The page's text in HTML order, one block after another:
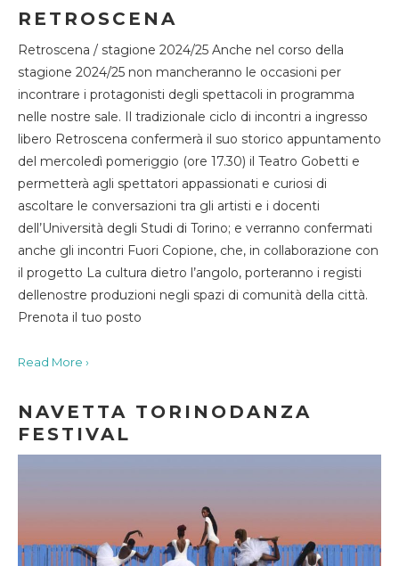
RETROSCENA
Retroscena / stagione 2024/25 Anche nel corso della
stagione 2024/25 non mancheranno le occasioni per
incontrare i protagonisti degli spettacoli in programma
nelle nostre sale. Il tradizionale ciclo di incontri a ingresso
libero Retroscena confermerà il suo storico appuntamento
del mercoledì pomeriggio (ore 17.30) il Teatro Gobetti e
permetterà agli spettatori appassionati e curiosi di
ascoltare le conversazioni tra gli artisti e i docenti
dell’Università degli Studi di Torino; e verranno confermati
anche gli incontri Fuori Copione, che, in collaborazione con
il progetto La cultura dietro l’angolo, porteranno i registi
dellenostre produzioni negli spazi di comunità della città.
Prenota il tuo posto
Read More ›
NAVETTA TORINODANZA
FESTIVAL